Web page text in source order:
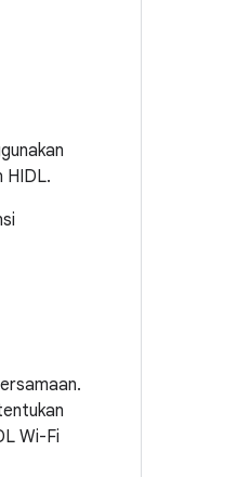
HIDL.
Wi-Fi